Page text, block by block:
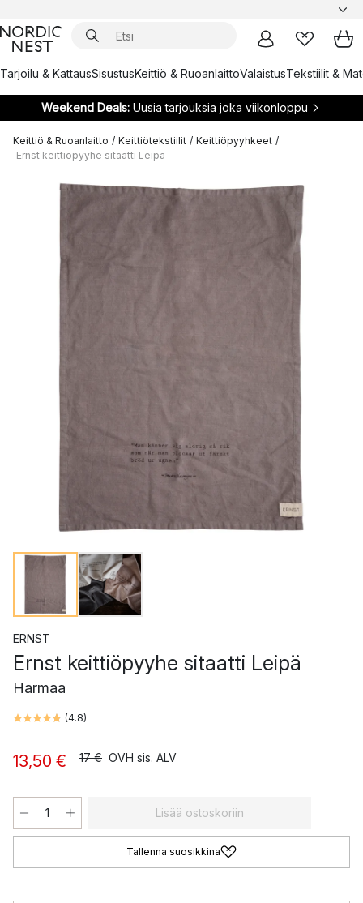
Tarjoilu & KattausSisustusKeittiö & RuoanlaittoValaistusTekstiilit &
Weekend Deals:Uusia tarjouksia joka viikonloppu
Keittiö & Ruoanlaitto / Keittiötekstiilit / Keittiöpyyhkeet /
Ernst keittiöpyyhe sitaatti Leipä
ERNST
Ernst keittiöpyyhe sitaatti Leipä
Harmaa
(4.8)
13,50 € 17 € OVH sis. ALV
Lisää ostoskoriin
Tallenna suosikkina